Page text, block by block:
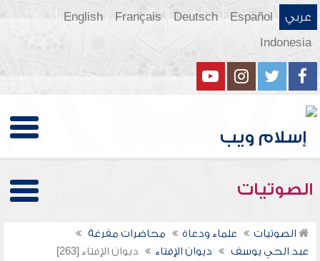
عربي Español
Deutsch
Français
English
Indonesia
الصوتيات
الصوتيات علماء ودعاة
محاضرات مفرغة
عبد الحي يوسف
ديوان الإفتاء ديوان الإفتاء [263]